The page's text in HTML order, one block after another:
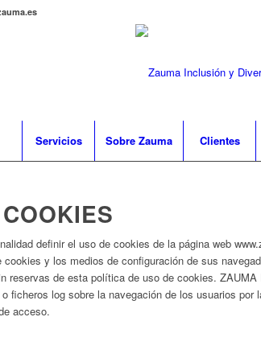
Servicios Sobre Zauma Clientes
definir el uso de cookies de la página web
y los medios de configuración de sus
reservas de esta política de uso de cookies.
ficheros log sobre la navegación de los usuarios
acceso.